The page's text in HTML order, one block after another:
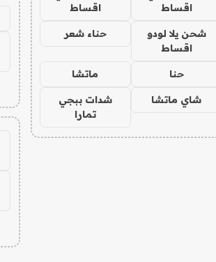
اقساط
اقساط
شحن يلا لودو
اقساط
حناء شعر
حنا ماتشا
شاي ماتشا
شدات ببجي
تمارا